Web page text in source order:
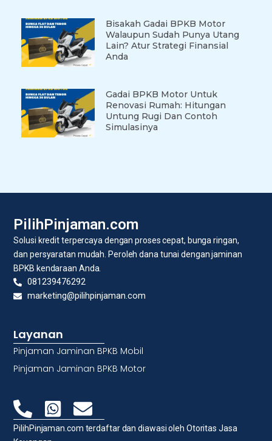
Bisakah Gadai BPKB Motor
Walaupun Sudah Punya Utang
Lain? Atur Strategi Finansial
Anda
Gadai BPKB Motor Untuk
Renovasi Rumah: Hitungan
Untung Rugi Dan Contoh
Simulasinya
PilihPinjaman.com
Solusi kredit terpercaya dengan proses cepat, bunga ringan,
dan persyaratan mudah. Peroleh dana tunai dengan jaminan
BPKB kendaraan Anda.
081239476292
marketing@pilihpinjaman.com
Layanan
Pinjaman Jaminan BPKB Mobil
Pinjaman Jaminan BPKB Motor
PilihPinjaman.com terdaftar dan diawasi oleh Otoritas Jasa